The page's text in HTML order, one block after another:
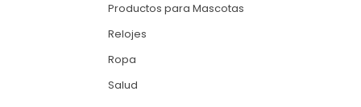
Productos para Mascotas
Relojes
Ropa
Salud